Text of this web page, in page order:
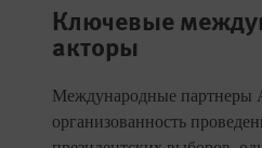
Ключевые
акторы
Международные партнеры
организованность